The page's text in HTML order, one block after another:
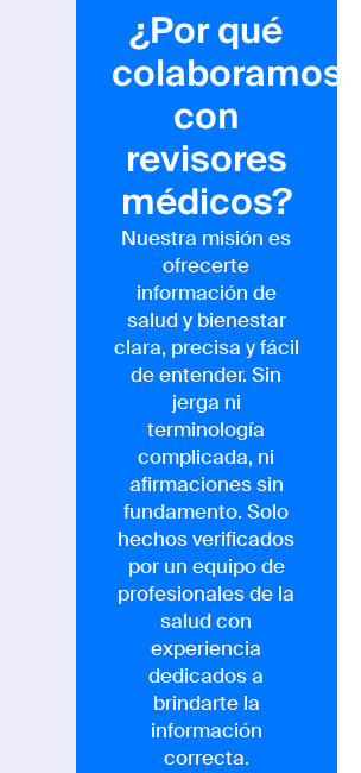
¿Por qué
colaboramos
con
revisores
médicos?
Nuestra misión es
ofrecerte
información de
salud y bienestar
clara, precisa y fácil
de entender. Sin
jerga ni
terminología
complicada, ni
afirmaciones sin
fundamento. Solo
hechos verificados
por un equipo de
profesionales de la
salud con
experiencia
dedicados a
brindarte la
información
correcta.